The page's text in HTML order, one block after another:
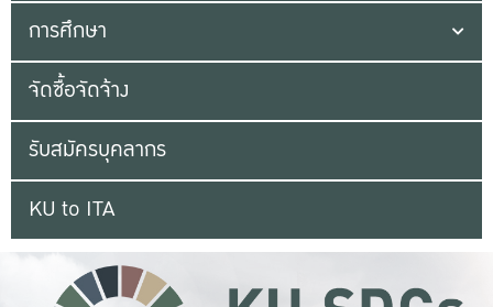
การศึกษา
จัดซื้อจัดจ้าง
รับสมัครบุคลากร
KU to ITA